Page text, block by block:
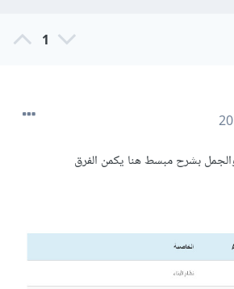
1
بشرح مبسط هنا يكمن الفرق